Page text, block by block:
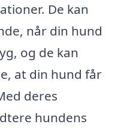
De kan
når din hund
og de kan
at din hund får
deres
hundens